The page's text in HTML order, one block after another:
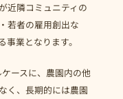
近隣コミュニティの
若者の雇用創出な
業となります。
ースに、農園内の他
く、長期的には農園